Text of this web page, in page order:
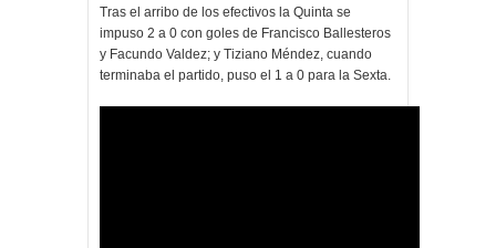
Tras el arribo de los efectivos la Quinta se
impuso 2 a 0 con goles de Francisco Ballesteros
y Facundo Valdez; y Tiziano Méndez, cuando
terminaba el partido, puso el 1 a 0 para la Sexta.